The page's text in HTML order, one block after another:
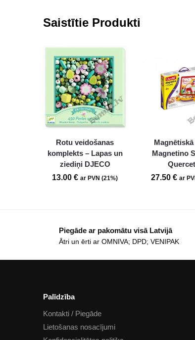
Saistītie Produkti
Rotu veidošanas
komplekts – Lapas un
ziediņi DJECO
13.00€ ar PVN (21%)
Magnetino
27.50€ ar
Piegāde ar pakomātu visā Latvijā
Ātri un ērti ar OMNIVA; DPD; VENIPAK
Palīdzība
Kontakti / Piegāde
Lietošanas nosacījumi